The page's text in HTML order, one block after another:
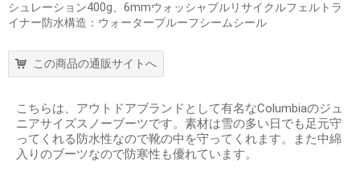
シュレーション400g、6mmウォッシャブルリサイクルフェルトラ
イナー防水構造：ウォータープルーフシームシール
この商品の通販サイトへ
こちらは、アウトドアブランドとして有名なColumbiaのジュ
ニアサイズスノーブーツです。素材は雪の多い日でも足元守
ってくれる防水性なので靴の中を守ってくれます。また中綿
入りのブーツなので防寒性も優れています。